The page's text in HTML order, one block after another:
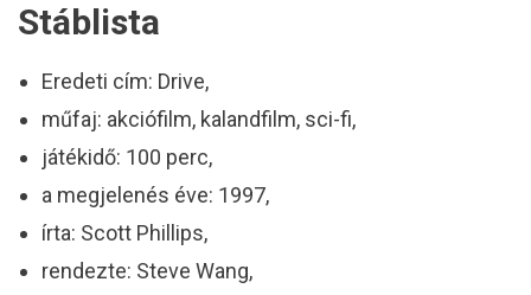
Stáblista
Eredeti cím: Drive,
műfaj: akciófilm, kalandfilm, sci-fi,
játékidő: 100 perc,
a megjelenés éve: 1997,
írta: Scott Phillips,
rendezte: Steve Wang,